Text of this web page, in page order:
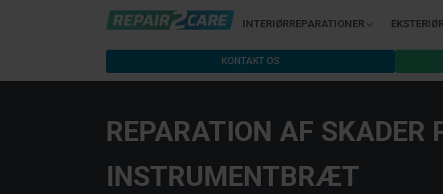
INTERIØRREPARATIONER
KONTAKT OS
REPARATION AF SKADER
INSTRUMENTBRÆT